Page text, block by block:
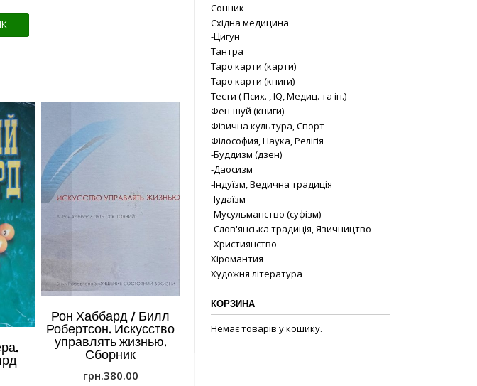
Рон Хаббард / Билл
Робертсон. Искусство
управлять жизнью.
Сборник
грн.380.00
Сонник
Східна медицина
-Цигун
Тантра
Таро карти (карти)
Таро карти (книги)
Тести ( Псих. , IQ, Медиц. та ін.)
Фен-шуй (книги)
Фізична культура, Спорт
Філософия, Наука, Релігія
-Буддизм (дзен)
-Даосизм
-Індуїзм, Ведична традиція
-Іудаїзм
-Мусульманство (суфізм)
-Слов'янська традиція, Язичництво
-Християнство
Хіромантия
Художня література
КОРЗИНА
Немає товарів у кошику.